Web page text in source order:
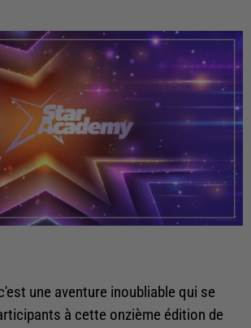
une aventure inoubliable qui se
à cette onzième édition de